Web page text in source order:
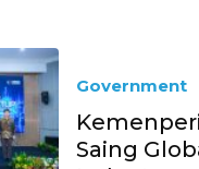
Government
Saing